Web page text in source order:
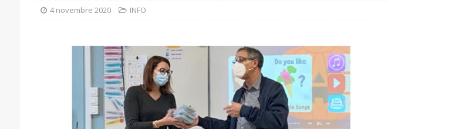
4 novembre 2020 INFO